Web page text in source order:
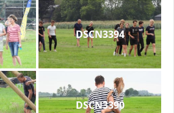
DSCN3394
DSCN3390